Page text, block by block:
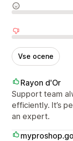
Nevtralne ocene
Negativne ocene
Vse ocene
Rayon d'Or
Support team
efficiently. It’s
an expert.